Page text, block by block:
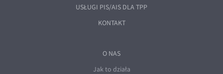
USŁUGI PIS/AIS DLA TPP
KONTAKT
O NAS
Jak to działa